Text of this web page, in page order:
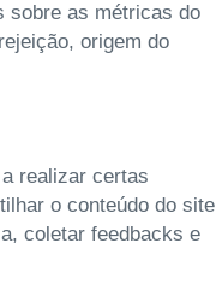
sobre as métricas do
origem do
realizar certas
o conteúdo do site
coletar feedbacks e